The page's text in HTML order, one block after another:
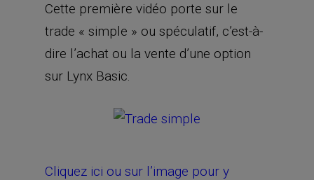
Cette première vidéo porte sur le
trade « simple » ou spéculatif, c’est-à-
dire l’achat ou la vente d’une option
sur Lynx Basic.
Cliquez ici ou sur l’image pour y